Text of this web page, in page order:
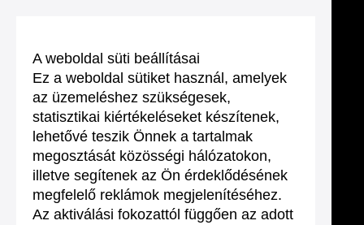
A weboldal süti beállításai
Ez a weboldal sütiket használ, amelyek
az üzemeléshez szükségesek,
statisztikai kiértékeléseket készítenek,
lehetővé teszik Önnek a tartalmak
megosztását közösségi hálózatokon,
illetve segítenek az Ön érdeklődésének
megfelelő reklámok megjelenítéséhez.
Az aktiválási fokozattól függően az adott